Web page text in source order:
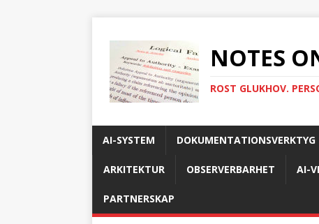
NOTES
ROST GLUKHOV.
AI-SYSTEM DOKUMENTATIONSVERKTYG
ARKITEKTUR OBSERVERBARHET AI-
PARTNERSKAP